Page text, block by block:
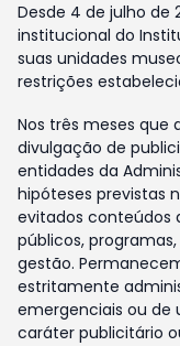
Desde 4 de julho de
institucional do
suas unidades
restrições
Nos três meses que
divulgação de
entidades da
hipóteses previstas
evitados conteúdos
públicos,
gestão.
estritamente
emergenciais ou de
caráter publicitário